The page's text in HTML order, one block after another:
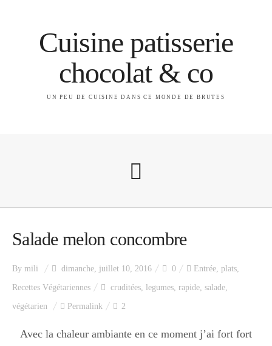
Cuisine patisserie
chocolat & co
UN PEU DE CUISINE DANS CE MONDE DE BRUTES
A propos
Index des recettes
Salade melon concombre
By mili dimanche, juillet 10, 2016 0 Entrée, plats,
Recettes Végétariennes cruditées, legumes, rapide, salade,
végétarien Permalink 2
Avec la chaleur ambiante en ce moment j’ai fort fort